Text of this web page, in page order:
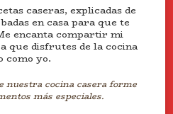
caseras, explicadas de
en casa para que te
encanta compartir mi
que disfrutes de la cocina
como yo.
nuestra cocina casera forme
más especiales.